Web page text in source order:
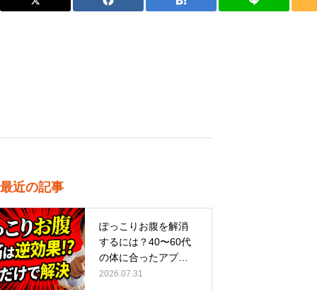
最近の記事
ぽっこりお腹を解消
するには？40〜60代
の体に合ったアプロ
ーチ
2026.07.31